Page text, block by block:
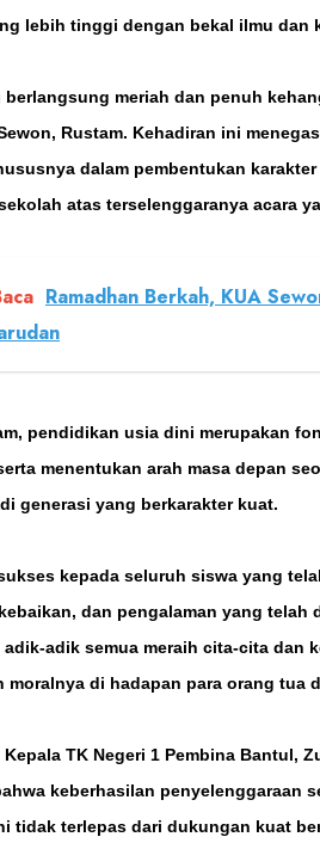
lebih tinggi dengan bekal ilmu dan
berlangsung meriah dan penuh
Rustam. Kehadiran ini
dalam pembentukan
atas terselenggaranya acara
Ramadhan Berkah, KUA
pendidikan usia dini merupakan
menentukan arah masa depan
generasi yang berkarakter kuat.
kepada seluruh siswa yang
dan pengalaman yang
adik semua meraih cita-cita dan
moralnya di hadapan para orang tua
Kepala TK Negeri 1 Pembina Bantul,
keberhasilan penyelenggaraan
tidak terlepas dari dukungan kuat